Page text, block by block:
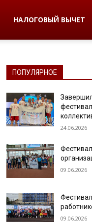
НАЛОГОВЫЙ ВЫЧЕТ
ПОПУЛЯРНОЕ
24.06.2026
09.06.2026
09.06.2026